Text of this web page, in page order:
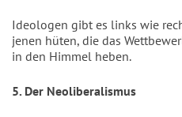
Ideologen gibt es links wie
jenen hüten, die das
in den Himmel heben.
5. Der Neoliberalismus